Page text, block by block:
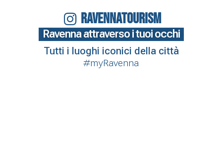
RAVENNATOURISM
Ravenna attraverso i tuoi occhi
Tutti i luoghi iconici della città
#myRavenna